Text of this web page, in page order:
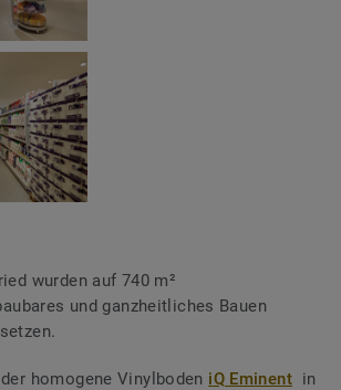
wurden auf 740 m²
und ganzheitliches Bauen
homogene Vinylboden iQ Eminent in